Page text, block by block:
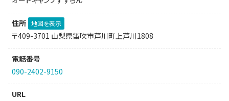
住所 地図を表示
〒409-3701 山梨県笛吹市芦川町上芦川1808
電話番号
090-2402-9150
URL